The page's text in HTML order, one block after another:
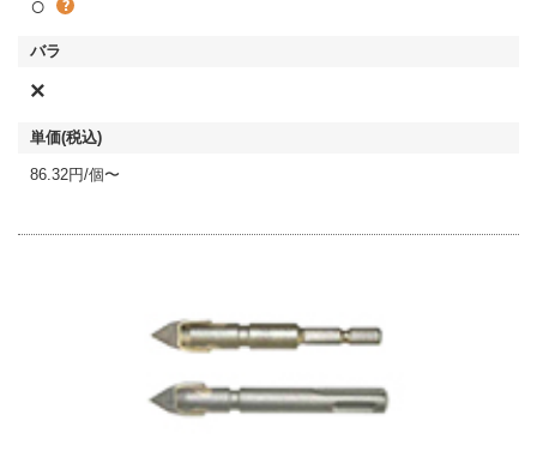
×
86.32円/個〜